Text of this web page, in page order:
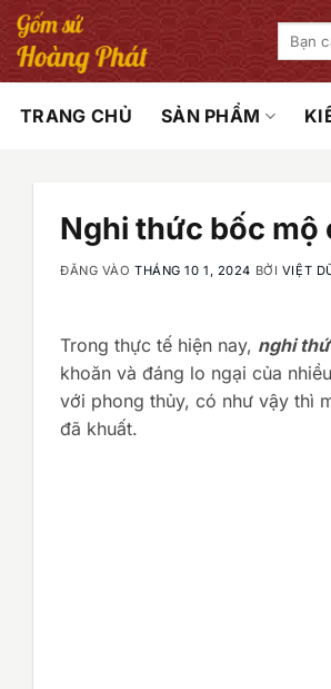
Bỏ
qua
nội
Tìm
kiếm:
TRANG CHỦ SẢN PHẨM
Nghi thức bốc mộ
ĐĂNG VÀOTHÁNG 10 1, 2024 BỞI VIỆT
Trong thực tế hiện nay, nghi
khoăn và đáng lo ngại của
với phong thủy, có như vậy thì
đã khuất.